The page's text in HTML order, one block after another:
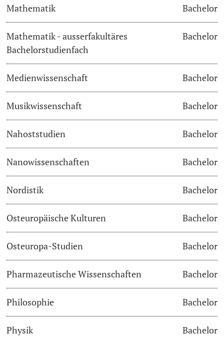
AI in learning and teaching
Digital learning
Language Center
Learning Spaces
Lernbörse
Mathematik Bachelor
Mathematik - ausserfakultäres
Bachelorstudienfach
Bachelor
Medienwissenschaft Bachelor
Musikwissenschaft Bachelor
Nahoststudien Bachelor
Nanowissenschaften Bachelor
Nordistik Bachelor
Osteuropäische Kulturen Bachelor
Osteuropa-Studien Bachelor
Pharmazeutische Wissenschaften Bachelor
Philosophie Bachelor
Physik Bachelor